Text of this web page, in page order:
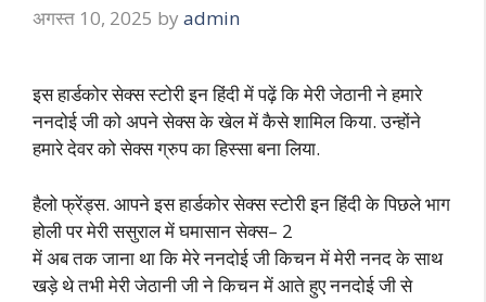
अगस्त 10, 2025 by admin
इस हार्डकोर सेक्स स्टोरी इन हिंदी में पढ़ें कि मेरी जेठानी ने हमारे
ननदोई जी को अपने सेक्स के खेल में कैसे शामिल किया. उन्होंने
हमारे देवर को सेक्स ग्रुप का हिस्सा बना लिया.
हैलो फ्रेंड्स. आपने इस हार्डकोर सेक्स स्टोरी इन हिंदी के पिछले भाग
होली पर मेरी ससुराल में घमासान सेक्स– 2
में अब तक जाना था कि मेरे ननदोई जी किचन में मेरी ननद के साथ
खड़े थे तभी मेरी जेठानी जी ने किचन में आते हुए ननदोई जी से